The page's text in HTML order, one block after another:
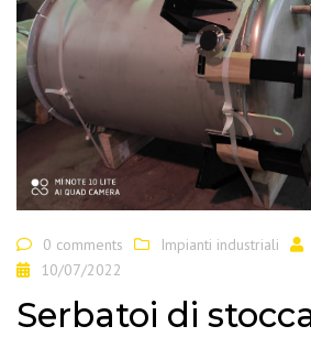
0 comments Impianti industriali
10/07/2022
Serbatoi di